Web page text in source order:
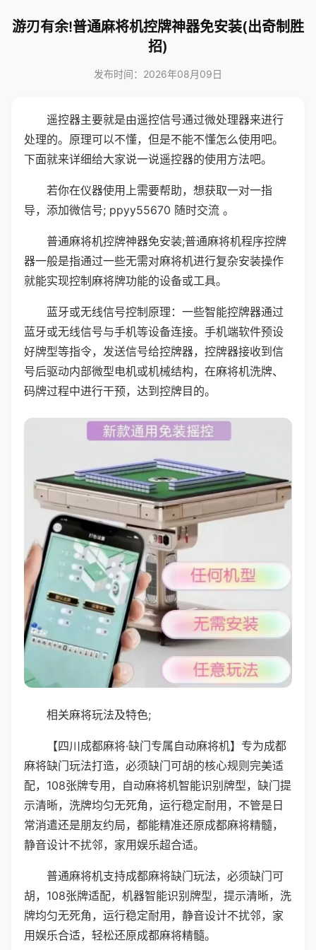
游刃有余!普通麻将机控牌神器免安装(出奇制胜
招)
发布时间：2026年08月09日
遥控器主要就是由遥控信号通过微处理器来进行
处理的。原理可以不懂，但是不能不懂怎么使用吧。
下面就来详细给大家说一说遥控器的使用方法吧。
若你在仪器使用上需要帮助，想获取一对一指
导，添加微信号; ppyy55670 随时交流 。
普通麻将机控牌神器免安装;普通麻将机程序控牌
器一般是指通过一些无需对麻将机进行复杂安装操作
就能实现控制麻将牌功能的设备或工具。
蓝牙或无线信号控制原理：一些智能控牌器通过
蓝牙或无线信号与手机等设备连接。手机端软件预设
好牌型等指令，发送信号给控牌器，控牌器接收到信
号后驱动内部微型电机或机械结构，在麻将机洗牌、
码牌过程中进行干预，达到控牌目的。
相关麻将玩法及特色;
【四川成都麻将·缺门专属自动麻将机】专为成都
麻将缺门玩法打造，必须缺门可胡的核心规则完美适
配，108张牌专用，自动麻将机智能识别牌型，缺门提
示清晰，洗牌均匀无死角，运行稳定耐用，不管是日
常消遣还是朋友约局，都能精准还原成都麻将精髓，
静音设计不扰邻，家用娱乐超合适。
普通麻将机支持成都麻将缺门玩法，必须缺门可
胡，108张牌适配，机器智能识别牌型，提示清晰，洗
牌均匀无死角，运行稳定耐用，静音设计不扰邻，家
用娱乐合适，轻松还原成都麻将精髓。